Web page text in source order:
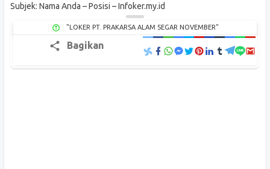
Subjek: Nama Anda – Posisi – Infoker.my.id
"LOKER PT. PRAKARSA ALAM SEGAR NOVEMBER"
Bagikan